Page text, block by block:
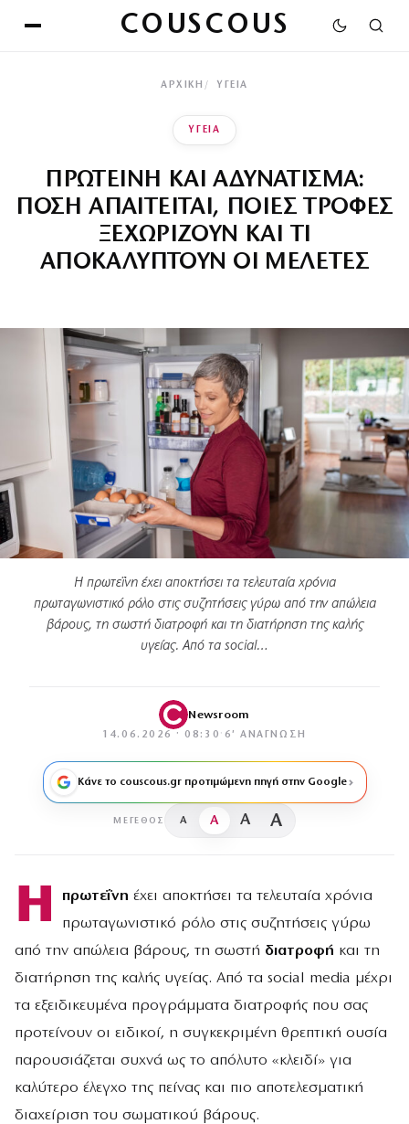
COUSCOUS
ΑΡΧΙΚΉ ΥΓΕΙΑ
ΥΓΕΙΑ
ΠΡΩΤΕΙΝΗ ΚΑΙ ΑΔΥΝΑΤΙΣΜΑ:
ΠΟΣΗ ΑΠΑΙΤΕΙΤΑΙ, ΠΟΙΕΣ ΤΡΟΦΕΣ
ΞΕΧΩΡΙΖΟΥΝ ΚΑΙ ΤΙ
ΑΠΟΚΑΛΥΠΤΟΥΝ ΟΙ ΜΕΛΕΤΕΣ
Η πρωτεΐνη έχει αποκτήσει τα τελευταία χρόνια
πρωταγωνιστικό ρόλο στις συζητήσεις γύρω από την απώλεια
βάρους, τη σωστή διατροφή και τη διατήρηση της καλής
υγείας. Από τα social…
Newsroom
14.06.2026 · 08:30 · 6′ ΑΝΆΓΝΩΣΗ
Κάνε το couscous.gr προτιμώμενη πηγή στην Google
ΜΈΓΕΘΟΣ A A A A
Η πρωτεΐνη έχει αποκτήσει τα τελευταία χρόνια
πρωταγωνιστικό ρόλο στις συζητήσεις γύρω
από την απώλεια βάρους, τη σωστή διατροφή και τη
διατήρηση της καλής υγείας. Από τα social media μέχρι
τα εξειδικευμένα προγράμματα διατροφής που σας
προτείνουν οι ειδικοί, η συγκεκριμένη θρεπτική ουσία
παρουσιάζεται συχνά ως το απόλυτο «κλειδί» για
καλύτερο έλεγχο της πείνας και πιο αποτελεσματική
διαχείριση του σωματικού βάρους.